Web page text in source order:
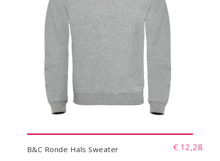
B&C Ronde Hals Sweater € 12,28